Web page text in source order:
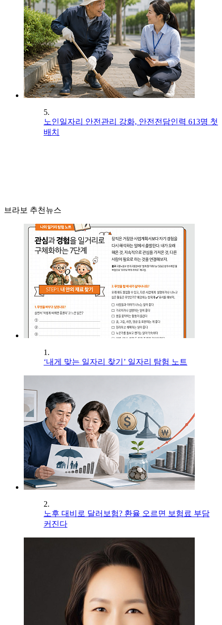
5.
노인일자리 안전관리 강화, 안전전담인력 613명 첫
배치
브라보 추천뉴스
1.
‘내게 맞는 일자리 찾기’ 일자리 탐험 노트
2.
노후 대비로 달러보험? 환율 오르면 보험료 부담
커진다